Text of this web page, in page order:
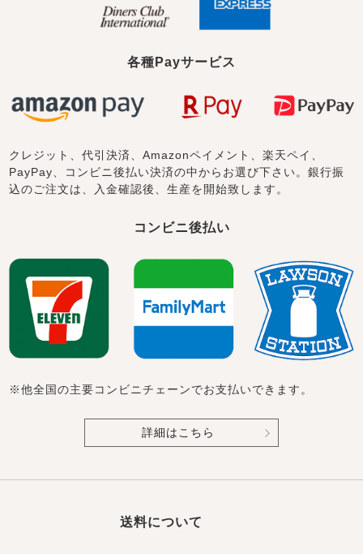
各種Payサービス
クレジット、代引決済、Amazonペイメント、楽天ペイ、
PayPay、コンビニ後払い決済の中からお選び下さい。銀行振
込のご注文は、入金確認後、生産を開始致します。
コンビニ後払い
※他全国の主要コンビニチェーンでお支払いできます。
詳細はこちら
送料について